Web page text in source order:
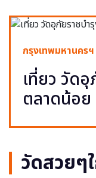
กรุงเทพมหานครฯ
เที่ยว วัด
ตลาดน้อย
วัดสวยๆ